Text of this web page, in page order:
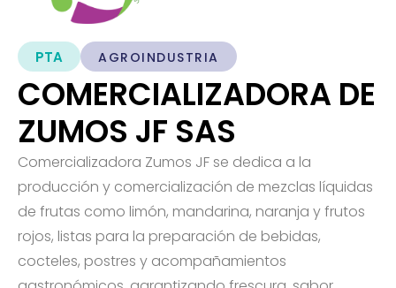
PTA AGROINDUSTRIA
COMERCIALIZADORA DE
ZUMOS JF SAS
Comercializadora Zumos JF se dedica a la
producción y comercialización de mezclas líquidas
de frutas como limón, mandarina, naranja y frutos
rojos, listas para la preparación de bebidas,
cocteles, postres y acompañamientos